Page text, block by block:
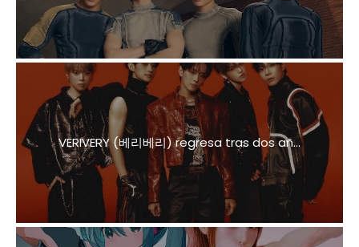
VERIVERY (베리베리) regresa tras dos añ...